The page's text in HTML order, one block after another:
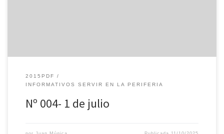
2015PDF
INFORMATIVOS SERVIR EN LA PERIFERIA
Nº 004- 1 de julio